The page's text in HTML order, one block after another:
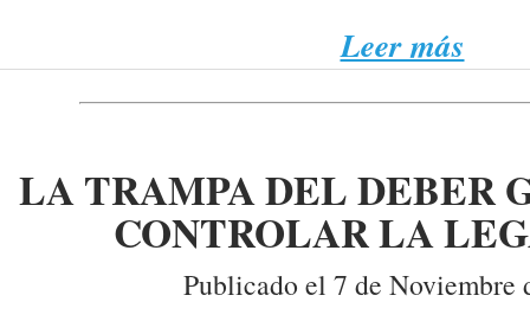
Leer más
LA TRAMPA DEL DEBER
CONTROLAR LA
Publicado el 7 de Noviembre